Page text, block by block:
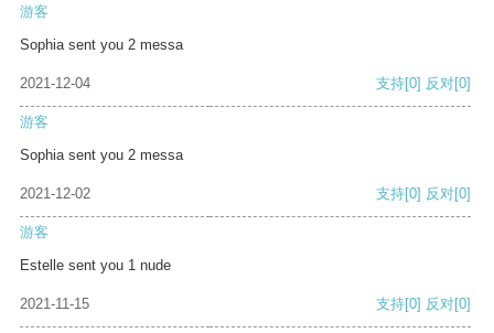
游客
Sophia sent you 2 messa
2021-12-04 支持[0] 反对[0]
游客
Sophia sent you 2 messa
2021-12-02 支持[0] 反对[0]
游客
Estelle sent you 1 nude
2021-11-15 支持[0] 反对[0]